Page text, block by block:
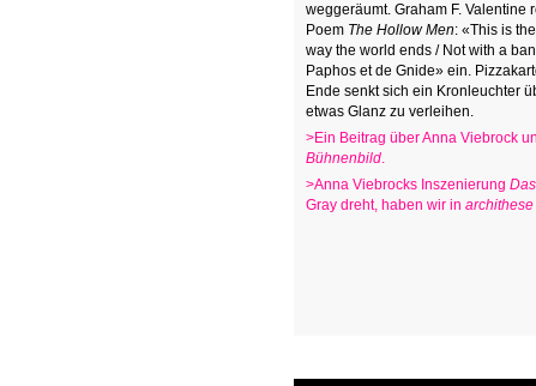
weggeräumt. Graham F. Valentine
Poem The Hollow Men: «This is
way the world ends / Not with a
Paphos et de Gnide» ein.
Ende senkt sich ein Kronleuchter
etwas Glanz zu verleihen.
>Ein Beitrag über Anna Viebrock
Bühnenbild.
>Anna Viebrocks Inszenierung
Gray dreht, haben wir in archithese